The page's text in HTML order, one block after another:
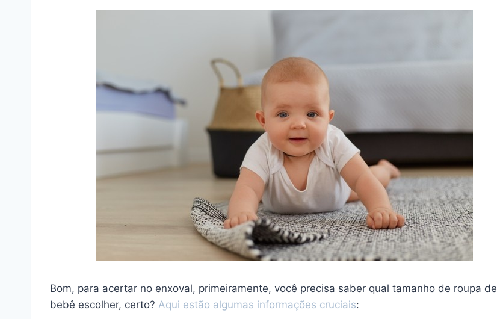
Bom, para acertar no enxoval, primeiramente, você precisa saber qual tamanho de roupa de
bebê escolher, certo? Aqui estão algumas informações cruciais: